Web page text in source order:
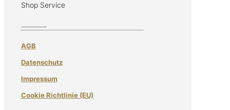
Shop Service
AGB
Datenschutz
Impressum
Cookie Richtlinie (EU)